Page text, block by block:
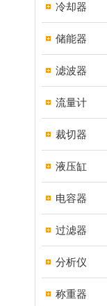
冷却器
储能器
滤波器
流量计
裁切器
液压缸
电容器
过滤器
分析仪
称重器